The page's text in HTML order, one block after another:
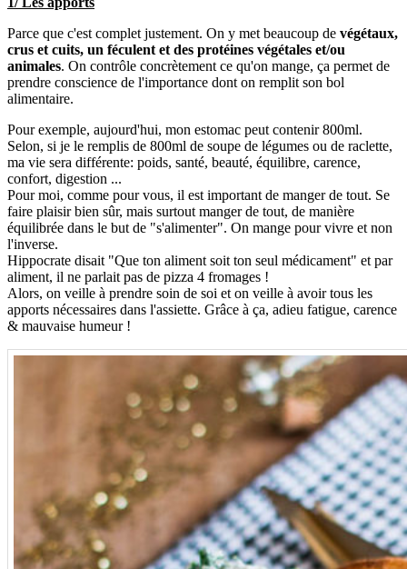
Parce que c'est complet justement. On y met beaucoup de végétaux,
crus et cuits, un féculent et des protéines végétales et/ou
animales. On contrôle concrètement ce qu'on mange, ça permet de
prendre conscience de l'importance dont on remplit son bol
alimentaire.
Pour exemple, aujourd'hui, mon estomac peut contenir 800ml.
Selon, si je le remplis de 800ml de soupe de légumes ou de raclette,
ma vie sera différente: poids, santé, beauté, équilibre, carence,
confort, digestion ...
Pour moi, comme pour vous, il est important de manger de tout. Se
faire plaisir bien sûr, mais surtout manger de tout, de manière
équilibrée dans le but de "s'alimenter". On mange pour vivre et non
l'inverse.
Hippocrate disait "Que ton aliment soit ton seul médicament" et par
aliment, il ne parlait pas de pizza 4 fromages !
Alors, on veille à prendre soin de soi et on veille à avoir tous les
apports nécessaires dans l'assiette. Grâce à ça, adieu fatigue, carence
& mauvaise humeur !